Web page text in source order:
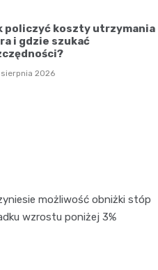
policzyć koszty utrzymania
i gdzie szukać
2026
możliwość obniżki stóp
wzrostu poniżej 3%